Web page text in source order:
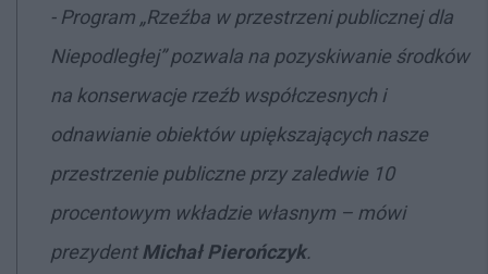
- Program „Rzeźba w przestrzeni publicznej dla
Niepodległej” pozwala na pozyskiwanie środków
na konserwacje rzeźb współczesnych i
odnawianie obiektów upiększających nasze
przestrzenie publiczne przy zaledwie 10
procentowym wkładzie własnym – mówi
prezydentMichał Pierończyk.